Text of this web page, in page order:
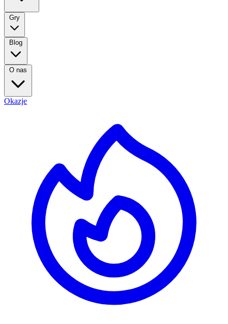
Gry
Blog
O nas
Okazje